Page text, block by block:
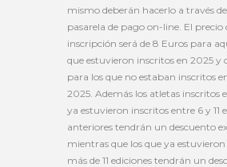
mismo deberán hacerlo a través
pasarela de pago on-line. El precio
inscripción será de 8 Euros para
que estuvieron inscritos en 2025 y
para los que no estaban inscritos
2025. Además los atletas inscritos
ya estuvieron inscritos entre 6 y 11
anteriores tendrán un descuento
mientras que los que ya
más de 11 ediciones tendrán un